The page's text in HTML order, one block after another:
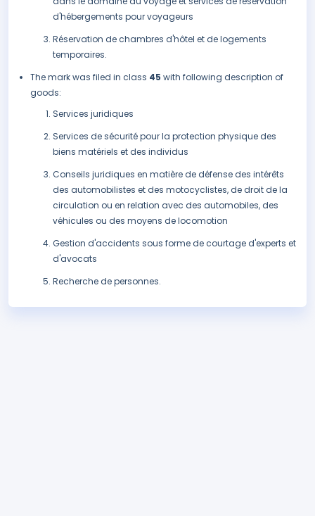
d'hébergements pour voyageurs
Réservation de chambres d'hôtel et de logements
temporaires.
The mark was filed in class 45 with following description of
goods:
Services juridiques
Services de sécurité pour la protection physique des
biens matériels et des individus
Conseils juridiques en matière de défense des intérêts
des automobilistes et des motocyclistes, de droit de la
circulation ou en relation avec des automobiles, des
véhicules ou des moyens de locomotion
Gestion d'accidents sous forme de courtage d'experts et
d'avocats
Recherche de personnes.